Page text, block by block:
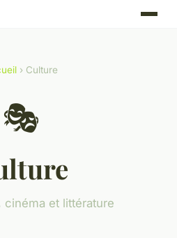
› Culture
🎭
cinéma et littérature